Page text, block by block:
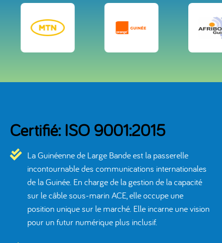
Certifié: ISO 9001:2015
La Guinéenne de Large Bande est la passerelle
incontournable des communications internationales
de la Guinée. En charge de la gestion de la capacité
sur le câble sous-marin ACE, elle occupe une
position unique sur le marché. Elle incarne une vision
pour un futur numérique plus inclusif.